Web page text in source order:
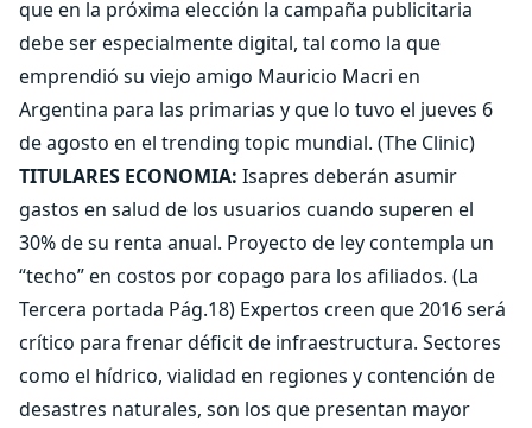
que en la próxima elección la campaña publicitaria
debe ser especialmente digital, tal como la que
emprendió su viejo amigo Mauricio Macri en
Argentina para las primarias y que lo tuvo el jueves 6
de agosto en el trending topic mundial. (The Clinic)
TITULARES ECONOMIA: Isapres deberán asumir
gastos en salud de los usuarios cuando superen el
30% de su renta anual. Proyecto de ley contempla un
“techo” en costos por copago para los afiliados. (La
Tercera portada Pág.18) Expertos creen que 2016 será
crítico para frenar déficit de infraestructura. Sectores
como el hídrico, vialidad en regiones y contención de
desastres naturales, son los que presentan mayor